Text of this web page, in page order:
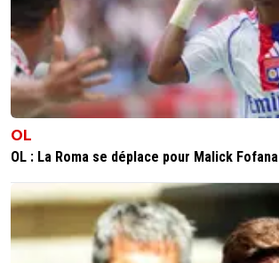
OL
OL : La Roma se déplace pour Malick Fofana